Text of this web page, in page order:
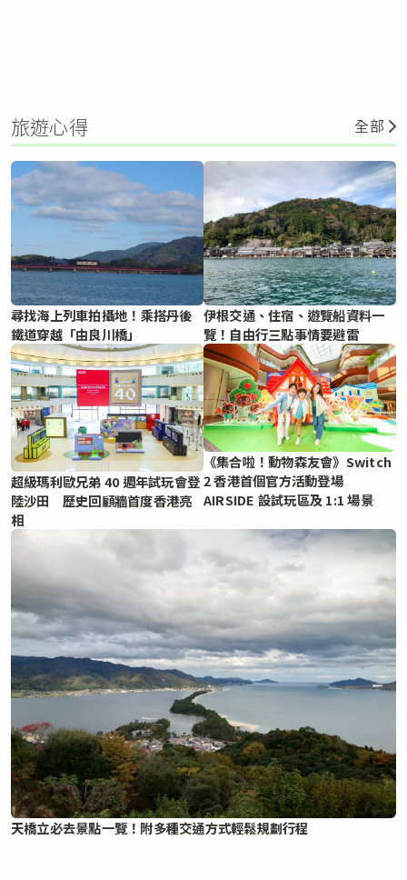
旅遊心得 全部
尋找海上列車拍攝地！乘搭丹後
鐵道穿越「由良川橋」
伊根交通、住宿、遊覽船資料一
覽！自由行三點事情要避雷
超級瑪利歐兄弟 40 週年試玩會登
陸沙田 歷史回顧牆首度香港亮
相
《集合啦！動物森友會》Switch
2 香港首個官方活動登場
AIRSIDE 設試玩區及 1:1 場景
天橋立必去景點一覽！附多種交通方式輕鬆規劃行程